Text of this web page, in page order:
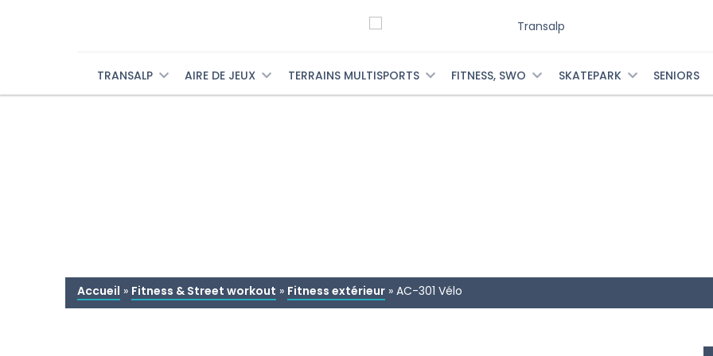
TRANSALP AIRE DE JEUX TERRAINS MULTISPORTS FITNESS, SWO SKATEPARK SENIORS
Accueil » Fitness & Street workout » Fitness extérieur » AC-301 Vélo